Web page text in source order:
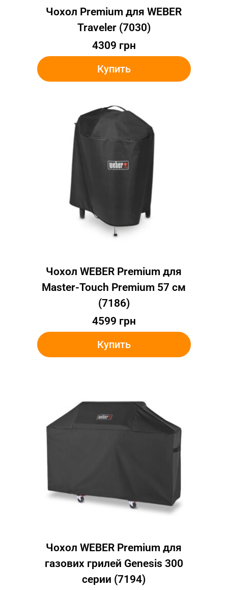
Чохол Premium для WEBER
Traveler (7030)
4309 грн
Купить
Чохол WEBER Premium для
Master-Touch Premium 57 см
(7186)
4599 грн
Купить
Чохол WEBER Premium для
газових грилей Genesis 300
серии (7194)